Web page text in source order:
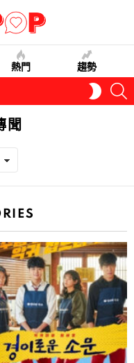
熱門 趨勢
SKIN
聞